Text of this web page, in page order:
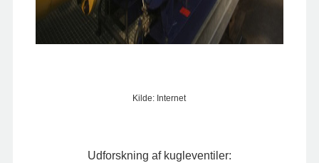
Kilde: Internet
Udforskning af kugleventiler: